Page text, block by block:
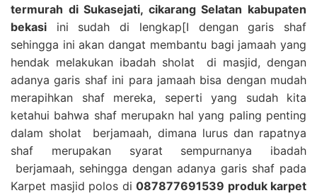
termurah di Sukasejati, cikarang Selatan kabupaten
bekasi ini sudah di lengkap[I dengan garis shaf
sehingga ini akan dangat membantu bagi jamaah yang
hendak melakukan ibadah sholat di masjid, dengan
adanya garis shaf ini para jamaah bisa dengan mudah
merapihkan shaf mereka, seperti yang sudah kita
ketahui bahwa shaf merupakn hal yang paling penting
dalam sholat berjamaah, dimana lurus dan rapatnya
shaf merupakan syarat sempurnanya ibadah
berjamaah, sehingga dengan adanya garis shaf pada
Karpet masjid polos di 087877691539 produk karpet